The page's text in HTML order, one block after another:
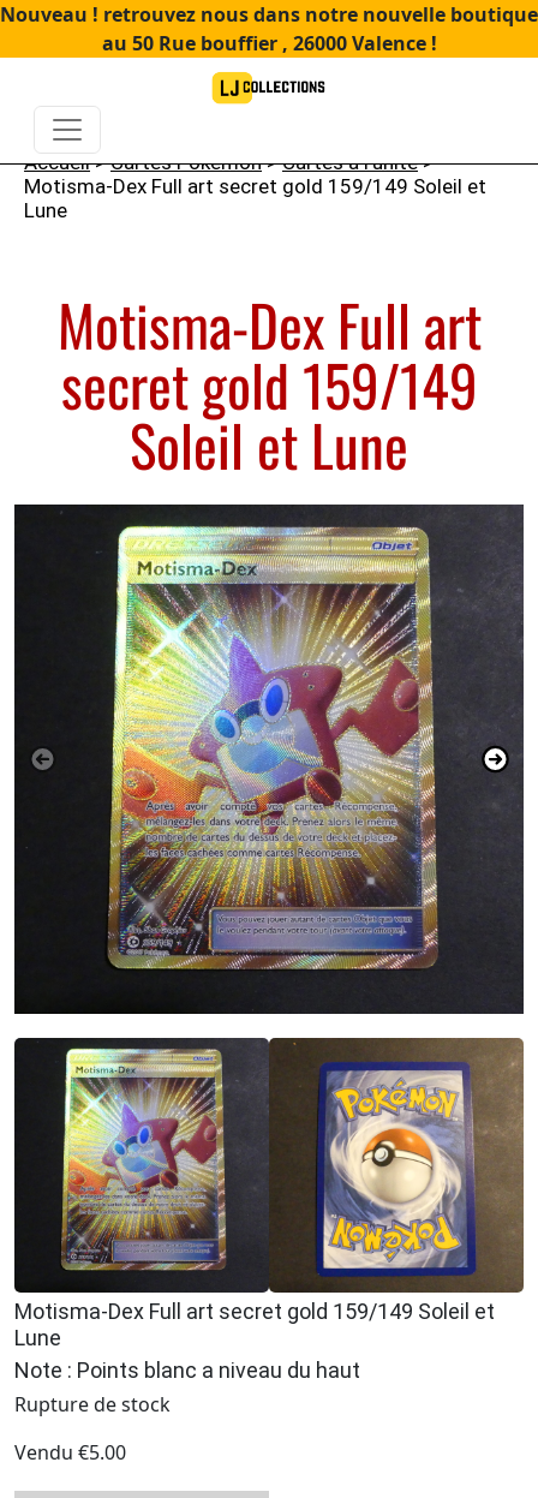
Nouveau ! retrouvez nous dans notre nouvelle boutique
au 50 Rue bouffier , 26000 Valence !
Accueil>Cartes Pokémon>Cartes à l'unité>
Motisma-Dex Full art secret gold 159/149 Soleil et
Lune
Motisma-Dex Full art
secret gold 159/149
Soleil et Lune
Motisma-Dex Full art secret gold 159/149 Soleil et
Lune
Note : Points blanc a niveau du haut
Rupture de stock
Vendu €5.00